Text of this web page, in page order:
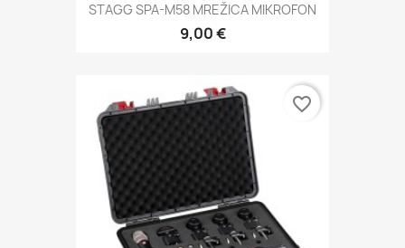
STAGG SPA-M58 MREŽICA MIKROFON
9,00 €
favorite_border